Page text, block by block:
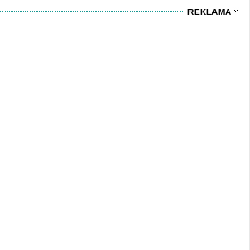
REKLAMA